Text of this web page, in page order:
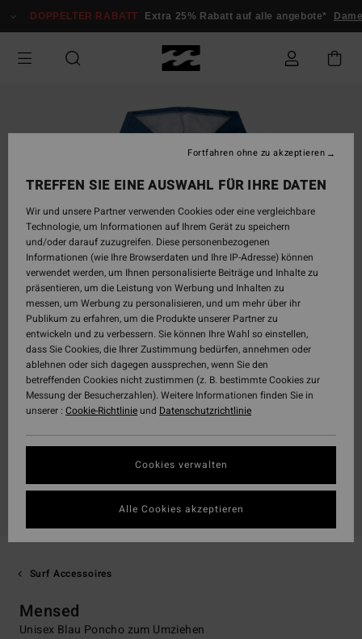
zur
springen
DOPPELTER RABATT Extra 25% Rabatt auf alle angebote*
Surf Accessoires
Mensed
Unisex Blau Poncho zum Umziehen
TREFFEN SIE EINE AUSWAHL FÜR IHRE DATEN
Wir und unsere Partner verwenden Cookies oder eine vergleichbare
Technologie, um Informationen auf Ihrem Gerät zu speichern
und/oder darauf zuzugreifen. Diese personenbezogenen
Informationen (wie Ihre Browserdaten und Ihre IP-Adresse) können
verwendet werden, um Ihnen personalisierte Beiträge und Inhalte zu
präsentieren, um die Leistung von Werbung und Inhalten zu
messen, um Werbung zu personalisieren, und um mehr über ihr
Publikum zu erfahren, um die Produkte unserer Partner zu
entwickeln und zu verbessern. Sie können Ihre Wahl so einstellen,
dass Sie Cookies, die Ihrer Zustimmung bedürfen, annehmen oder
ablehnen oder sich dagegen aussprechen, wenn Sie den
betreffenden Cookies nicht zustimmen (z. B. bestimmte Cookies zur
Messung der Besucherzahlen). Weitere Informationen finden Sie in
unserer : Cookie-Richtlinieund Datenschutzrichtlinie
Cookies verwalten
Fortfahren ohne zu akzeptieren
Alle Cookies akzeptieren